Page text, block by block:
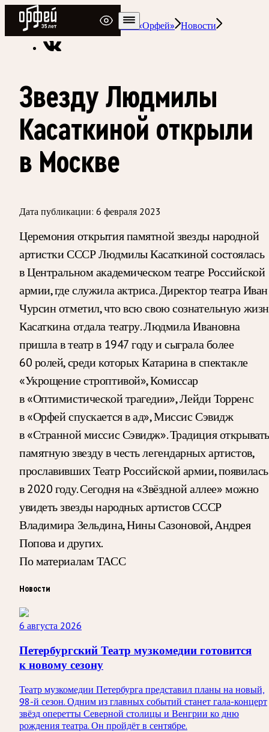
Радио Орфей
Радио классической музыки «Орфей» Новости
Звезду Людмилы
Касаткиной открыли
в Москве
Дата публикации: 6 февраля 2023
Церемония открытия памятной звезды народной
артистки СССР Людмилы Касаткиной состоялась
в Центральном академическом театре Российской
армии, где служила актриса. Директор театра Иван
Чурсин отметил, что всю свою сознательную
Касаткина отдала театру. Людмила Ивановна
пришла в театр в 1947 году и сыграла более
60 ролей, среди которых Катарина в спектакле
«Укрощение строптивой», Комиссар
в «Оптимистической трагедии», Лейди Торренс
в «Орфей спускается в ад», Миссис Сэвидж
в «Странной миссис Сэвидж». Традиция открывать
памятную звезду в честь легендарных артистов,
прославивших Театр Российской армии, появилась
в 2020 году. Сегодня на «Звёздной аллее» можно
увидеть звезды народных артистов СССР
Владимира Зельдина, Нины Сазоновой, Андрея
Попова и других.
По материалам ТАСС
Новости
6 августа 2026
Петербургский Театр музкомедии готовится
к новому сезону
Театр музкомедии Петербурга представил планы на новый,
98-й сезон. Одним из главных событий станет гала-концерт
звёзд оперетты Северной столицы и Венгрии ко дню
рождения театра. Он пройдёт в сентябре.